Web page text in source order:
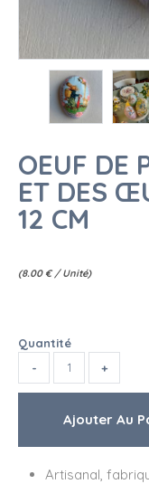
OEUF DE
ET DES
12 CM
(8.00 € / Unité)
Quantité
Artisanal,